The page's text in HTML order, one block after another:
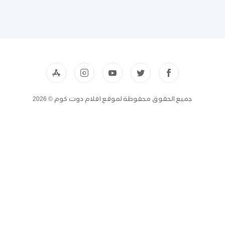
جميع الحقوق محفوظة لموقع افلام دوت كوم © 2026